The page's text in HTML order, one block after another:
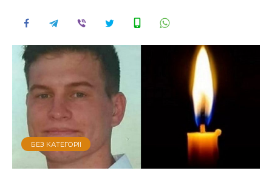
БЕЗ КАТЕГОРІЇ